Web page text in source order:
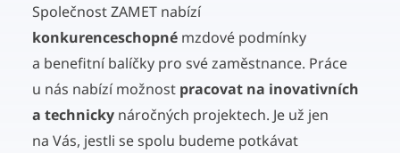
Společnost ZAMET nabízí
konkurenceschopné mzdové podmínky
a benefitní balíčky pro své zaměstnance. Práce
u nás nabízí možnost pracovat na inovativních
a technicky náročných projektech. Je už jen
na Vás, jestli se spolu budeme potkávat